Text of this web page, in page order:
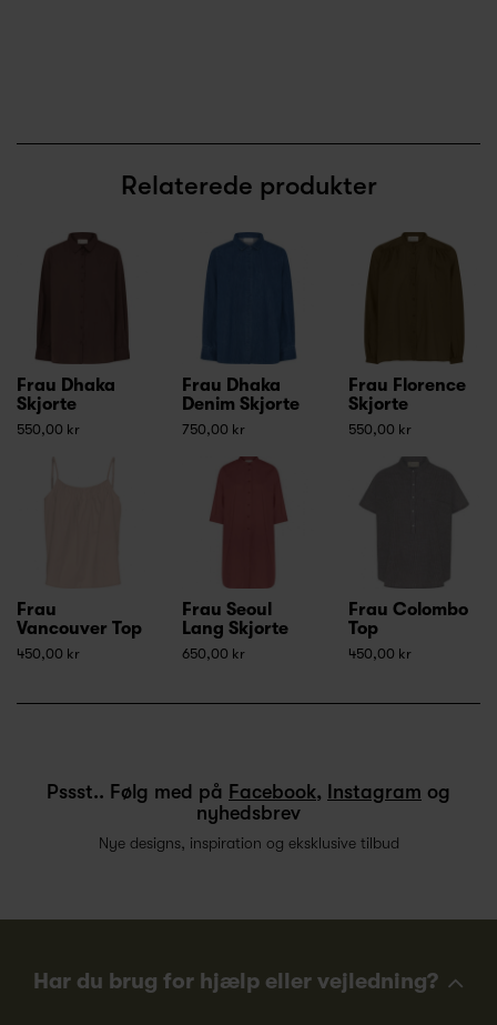
Relaterede produkter
Frau Dhaka
Skjorte
550,00 kr
Frau Dhaka
Denim Skjorte
750,00 kr
Frau Florence
Skjorte
550,00 kr
Frau
Vancouver Top
450,00 kr
Frau Seoul
Lang Skjorte
650,00 kr
Frau Colombo
Top
450,00 kr
Pssst.. Følg med på Facebook, Instagram og
nyhedsbrev
Nye designs, inspiration og eksklusive tilbud
Har du brug for hjælp eller vejledning?